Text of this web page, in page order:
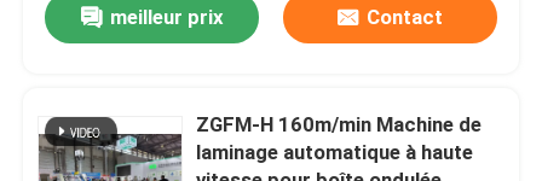
Machine à grande vitesse Ligne de contre-collage
lamineur de litho
meilleur prix Contact
ZGFM-H 160m/min Machine de
laminage automatique à haute